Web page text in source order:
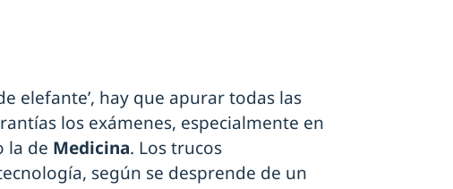
elefante’, hay que apurar todas las
los exámenes, especialmente en
la de Medicina. Los trucos
según se desprende de un